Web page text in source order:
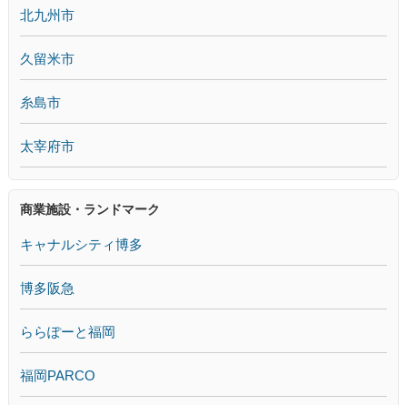
北九州市
久留米市
糸島市
太宰府市
商業施設・ランドマーク
キャナルシティ博多
博多阪急
ららぽーと福岡
福岡PARCO